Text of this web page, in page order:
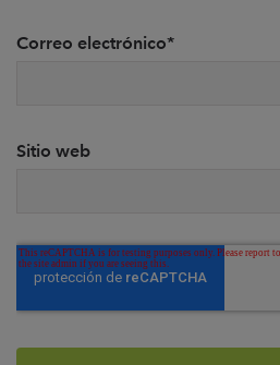
Correo electrónico*
Sitio web